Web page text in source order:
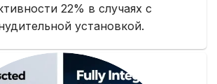
22% в случаях с
установкой.